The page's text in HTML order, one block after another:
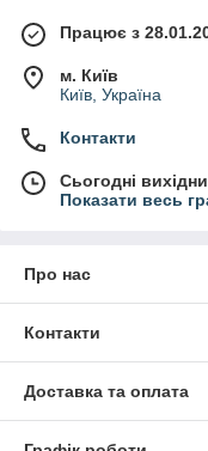
Працює з
м. Київ
Київ, Україна
Контакти
Сьогодні
Показати весь
Про нас
Контакти
Доставка та оплата